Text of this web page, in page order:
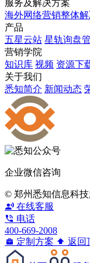
服务及解决方案
海外网络营销整体
产品
五星云站 星轨询盘
营销学院
知识库 视频 资源下
关于我们
悉知简介 新闻动态
企业微信咨询
© 郑州悉知信息科技
在线客服
电话
400-669-2008
定制方案
返回